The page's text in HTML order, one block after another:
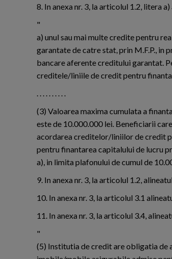
8. In anexa nr. 3, la articolul 1.2, litera
"
a) unul sau mai multe credite pentru
garantate de catre stat, prin M.F.P., in
bancare aferente creditului garantat.
creditele/liniile de credit pentru
. . . . . . . . . .
(3) Valoarea maxima cumulata a
este de 10.000.000 lei. Beneficiarii
acordarea creditelor/liniilor de credit
pentru finantarea capitalului de lucru
a), in limita plafonului de cumul de
9. In anexa nr. 3, la articolul 1.2,
10. In anexa nr. 3, la articolul 3.1
11. In anexa nr. 3, la articolul 3.4,
"
(5) Institutia de credit are obligatia